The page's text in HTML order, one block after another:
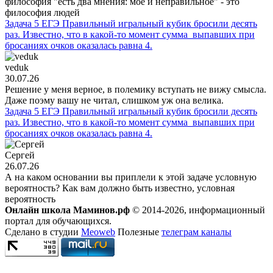
философия людей
Задача 5 ЕГЭ Правильный игральный кубик бросили десять
раз. Известно, что в какой-то момент сумма выпавших при
бросаниях очков оказалась равна 4.
veduk
30.07.26
Решение у меня верное, в полемику вступать не вижу смысла.
Даже поэму вашу не читал, слишком уж она велика.
Задача 5 ЕГЭ Правильный игральный кубик бросили десять
раз. Известно, что в какой-то момент сумма выпавших при
бросаниях очков оказалась равна 4.
Сергей
26.07.26
А на каком основании вы приплели к этой задаче условную
вероятность? Как вам должно быть известно, условная
вероятность
Онлайн школа Маминов.рф © 2014-2026, информационный
портал для обучающихся.
Сделано в студии Meoweb Полезные телеграм каналы